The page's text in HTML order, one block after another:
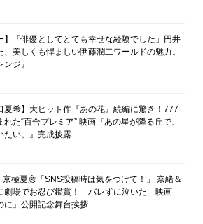
】「俳優としてとても幸せな経験でした」円井
、美しくも悍ましい伊藤潤二ワールドの魅力。
ジ』
夏希】大ヒット作『あの花』続編に驚き！777
た“百合プレミア” 映画『あの星が降る丘で、
たい。』完成披露
京極夏彦「SNS投稿時は気をつけて！」 奈緒＆
劇場でお忍び鑑賞！「バレずに泣いた」映画
に』公開記念舞台挨拶